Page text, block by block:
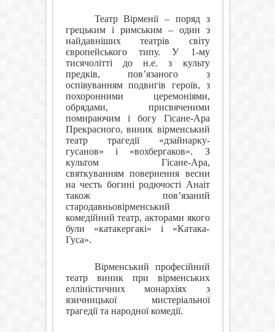
Театр Вірменії – поряд з
грецьким і римським – один з
найдавніших театрів світу
європейського типу. У 1-му
тисячолітті до н.е. з культу
предків, пов’язаного з
оспівуванням подвигів героїв, з
похоронними церемоніями,
обрядами, присвяченими
помираючим і богу Гісане-Ара
Прекрасного, виник вірменський
театр трагедії «дзайнарку-
гусанов» і «вохбергаков». З
культом Гісане-Ара,
святкуванням повернення весни
на честь богині родючості Анаіт
також пов’язаний
стародавньовірменський
комедійний театр, акторами якого
були «катакергакі» і «Катака-
Гуса».
Вірменський професійний
театр виник при вірменських
елліністичних монархіях з
язичницької мистеріальної
трагедії та народної комедії.